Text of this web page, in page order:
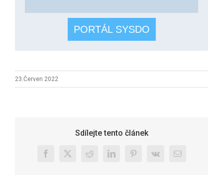
PORTÁL SYSDO
23.Červen 2022
Sdílejte tento článek
Facebook
X RedditLinkedInPinterest
Vk
E-